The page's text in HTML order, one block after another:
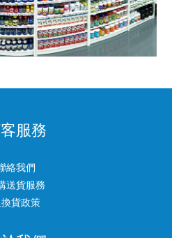
服務
絡我們
送貨服務
貨政策